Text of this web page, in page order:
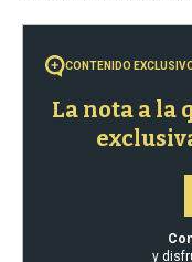
CONTENIDO
La nota a la
y